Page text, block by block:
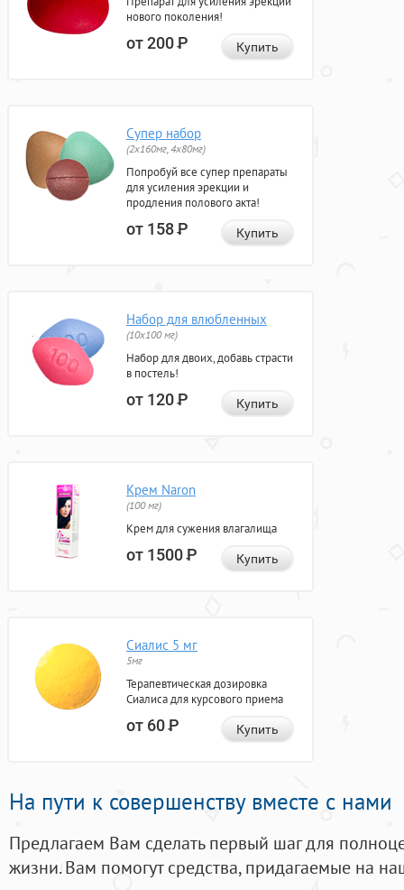
нового поколения!
от 200Р Купить
Супер набор
(2х160мг, 4х80мг)
Попробуй все супер препараты
для усиления эрекции и
продления полового акта!
от 158Р Купить
Набор для влюбленных
(10х100 мг)
Набор для двоих, добавь страсти
в постель!
от 120Р Купить
Крем Naron
(100 мг)
Крем для сужения влагалища
от 1500Р Купить
Сиалис 5 мг
5мг
Терапевтическая дозировка
Сиалиса для курсового приема
от 60Р Купить
На пути к совершенству вместе с нами
Предлагаем Вам сделать первый шаг для
жизни. Вам помогут средства, придагаемые на